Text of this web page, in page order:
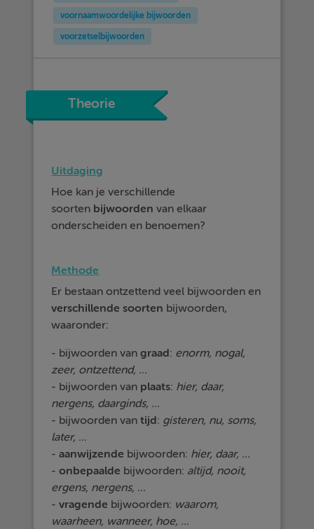
voornaamwoordelijke bijwoorden
voorzetselbijwoorden
Theorie
Uitdaging
Hoe kan je verschillende
soorten bijwoorden van elkaar
onderscheiden en benoemen?
Methode
Er bestaan ontzettend veel bijwoorden en
verschillende soorten bijwoorden,
waaronder:
- bijwoorden vangraad: enorm, nogal,
zeer, ontzettend, ...
- bijwoorden van plaats: hier, daar,
nergens, daarginds, ...
- bijwoorden vantijd: gisteren, nu, soms,
later, ...
-aanwijzende bijwoorden: hier, daar, ...
-onbepaalde bijwoorden: altijd, nooit,
ergens, nergens, ...
-vragende bijwoorden: waarom,
waarheen, wanneer, hoe, ...